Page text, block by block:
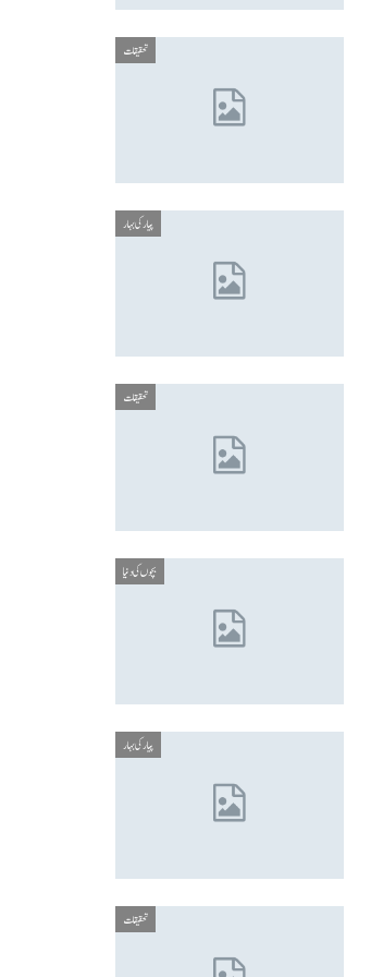
تحقیقات
پیار کی بہار
تحقیقات
بچوں کی دنیا
پیار کی بہار
تحقیقات